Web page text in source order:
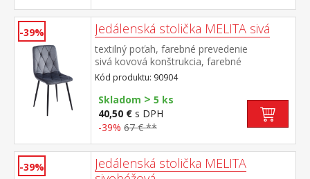
-39% Jedálenská stolička MELITA sivá
textilný poťah, farebné prevedenie
sivá kovová konštrukcia, farebné
prevedenie čierna výška sedu 50
cm odporúčaná nosnosť do 120 kg
Kód produktu: 90904
Skladom > 5 ks
40,50 € s DPH
-39% 67 € **
-39%
Jedálenská stolička MELITA